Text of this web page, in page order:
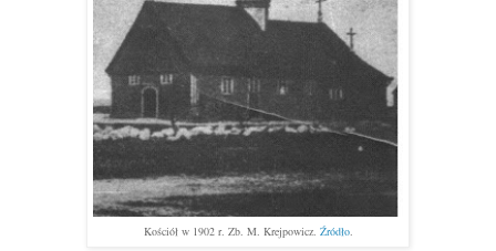
Kościół w 1902 r. Zb. M. Krejpowicz. Źródło.